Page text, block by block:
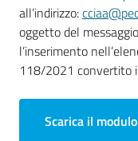
all’indirizzo:
oggetto del
l’inserimento
118/2021 convertito
Scarica il